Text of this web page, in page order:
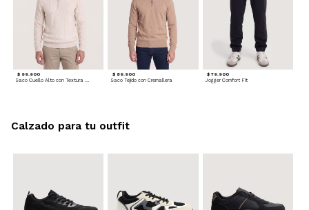
$ 99.900 $ 89.900
Saco Tejido con Cremallera
$ 79.900
Jogger Comfort Fit
Calzado para tu outfit